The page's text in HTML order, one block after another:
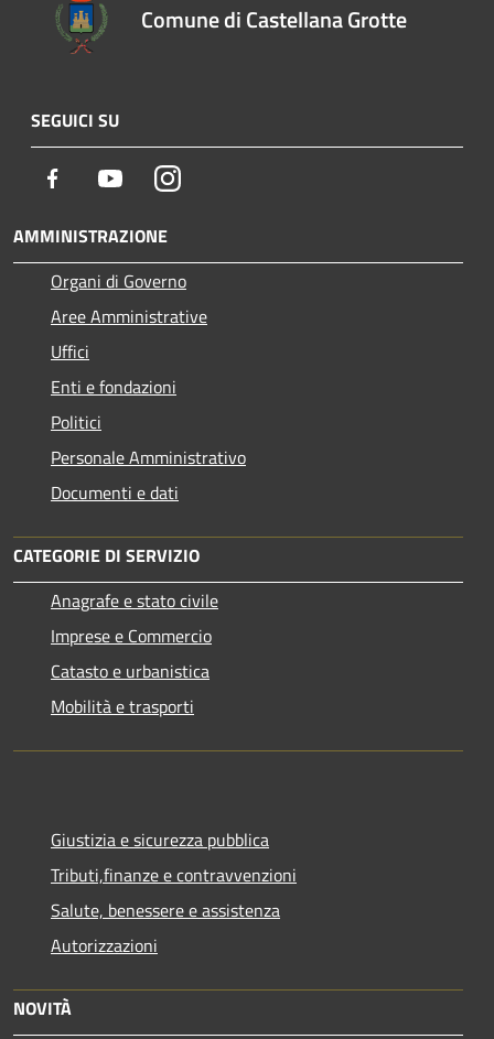
Comune di Castellana Grotte
SEGUICI SU
Facebook YoutubeInstagram
AMMINISTRAZIONE
Organi di Governo
Aree Amministrative
Uffici
Enti e fondazioni
Politici
Personale Amministrativo
Documenti e dati
CATEGORIE DI SERVIZIO
Anagrafe e stato civile
Imprese e Commercio
Catasto e urbanistica
Mobilità e trasporti
Giustizia e sicurezza pubblica
Tributi,finanze e contravvenzioni
Salute, benessere e assistenza
Autorizzazioni
NOVITÀ